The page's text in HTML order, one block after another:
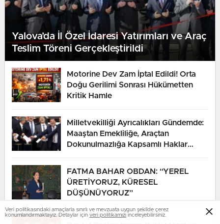
Yalova’da İl Özel İdaresi Yatırımları ve Araç
Teslim Töreni Gerçekleştirildi
Motorine Dev Zam İptal Edildi! Orta
Doğu Gerilimi Sonrası Hükümetten
Kritik Hamle
Milletvekilliği Ayrıcalıkları Gündemde:
Maaştan Emekliliğe, Araçtan
Dokunulmazlığa Kapsamlı Haklar
FATMA BAHAR OBDAN: “YEREL
ÜRETİYORUZ, KÜRESEL
DÜŞÜNÜYORUZ”
Veri politikasındaki amaçlarla sınırlı ve mevzuata uygun şekilde çerez
konumlandırmaktayız. Detaylar için veri politikamızı inceleyebilirsiniz.